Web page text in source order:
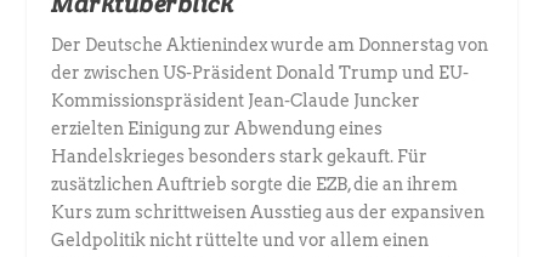
Der Deutsche Aktienindex wurde am Donnerstag von
der zwischen US-Präsident Donald Trump und EU-
Kommissionspräsident Jean-Claude Juncker
erzielten Einigung zur Abwendung eines
Handelskrieges besonders stark gekauft. Für
zusätzlichen Auftrieb sorgte die EZB, die an ihrem
Kurs zum schrittweisen Ausstieg aus der expansiven
Geldpolitik nicht rüttelte und vor allem einen